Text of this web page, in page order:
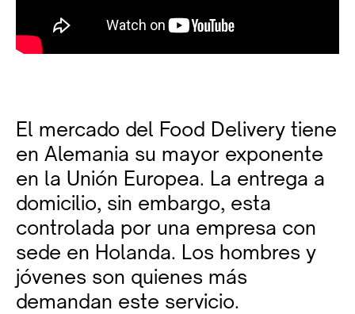
El mercado del Food Delivery tiene
en Alemania su mayor exponente
en la Unión Europea. La entrega a
domicilio, sin embargo, esta
controlada por una empresa con
sede en Holanda. Los hombres y
jóvenes son quienes más
demandan este servicio.